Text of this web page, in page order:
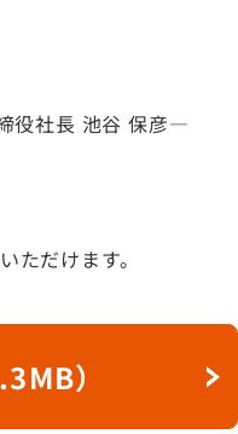
役社長 池谷 保彦―
ただけます。
）